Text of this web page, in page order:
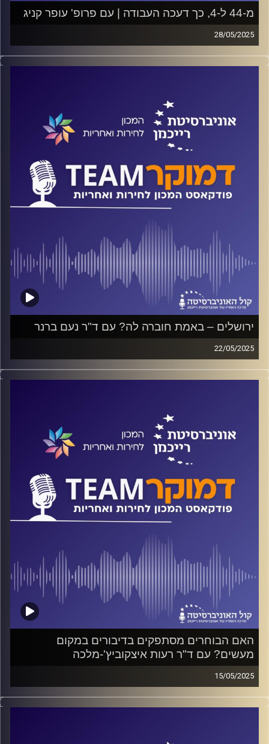
מ-44 ל-4, כך דעכה העבודה | עם פרופ' עופר קניג
28/05/2025
פודקאסט המכון לחירות ואחריות באוניברסיטת רייכמן
על "מעטפות החיילים" ואיך משפיעים הסדרים פרוצדורליים
על תוצאות הבחירות. על כל אלה ועוד ישוחח ד"ר חיים וייצמן
עם פרופ' עופר קניג
קרדיט תמונות:המכון לחירות ואחריות
ירושלים – באמת חוברה לה? עם ד"ר נעם ברנר
22/05/2025
פודקאסט המכון לחירות ואחריות באוניברסיטת רייכמן
בעיר, על עתידה של העיר והסיכוי לשלום בה.
על כל אלה ועוד ישוחח ד"ר חיים וייצמן עם ד"ר נעם ברנר
קרדיט תמונות:המכון לחירות ואחריות
האם הבוחרים מסתפקים בדיבורים במקום
מעשים? עם ד"ר רעות איצקוביץ'-מלכה
15/05/2025
פודקאסט המכון לחירות ואחריות באוניברסיטת רייכמן